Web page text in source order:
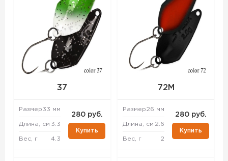
37
Размер33 мм
Длина, см 3.3
Вес, г 4.3
280 руб.
Купить
72M
Размер26 мм
Длина, см 2.6
Вес, г 2
280 руб.
Купить